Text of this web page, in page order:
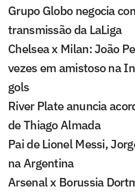
Grupo Globo negocia
transmissão da LaLiga
Chelsea x Milan: João
vezes em amistoso na
gols
River Plate anuncia
de Thiago Almada
Pai de Lionel Messi,
na Argentina
Arsenal x Borussia